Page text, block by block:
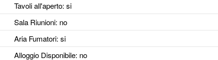
Tavoli all'aperto: si
Sala Riunioni: no
Aria Fumatori: si
Alloggio Disponibile: no